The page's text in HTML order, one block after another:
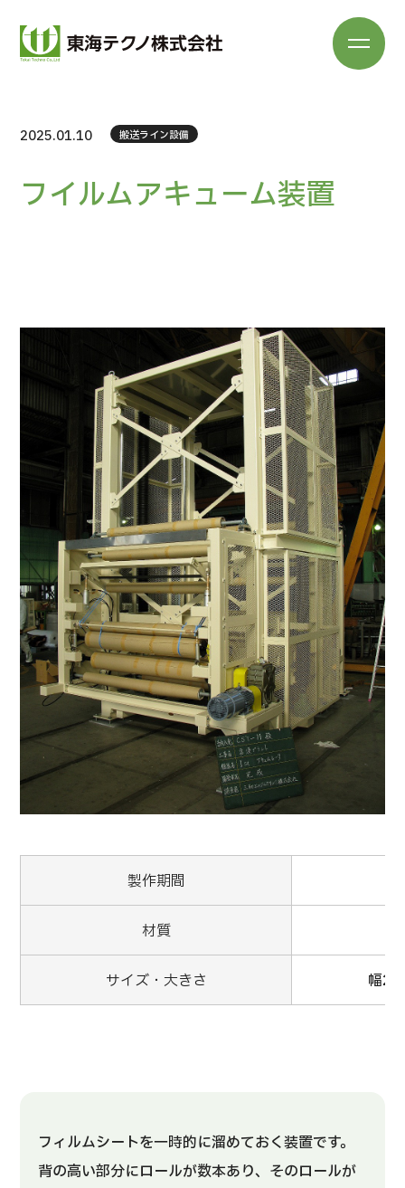
2025.01.10 搬送ライン設備
フイルムアキューム装置
製作期間
材質
サイズ・大きさ 幅
フィルムシートを一時的に溜めておく装置です。
背の高い部分にロールが数本あり、そのロールが